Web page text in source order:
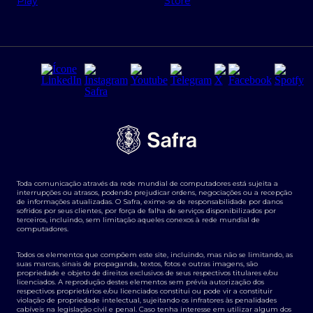
Regras e Parâmetros de Atuação Banco Safra
Segurança da Informação
Tarifas e serviços Pessoa Física
Transparência de remuneração
Termos e Condições para Portabilidade de Investimento
Derivativos
Agronegócios
Toda comunicação através da rede mundial de computadores está sujeita a
interrupções ou atrasos, podendo prejudicar ordens, negociações ou a recepção
de informações atualizadas. O Safra, exime-se de responsabilidade por danos
sofridos por seus clientes, por força de falha de serviços disponibilizados por
terceiros, incluindo, sem limitação aqueles conexos à rede mundial de
computadores.
Todos os elementos que compõem este site, incluindo, mas não se limitando, as
suas marcas, sinais de propaganda, textos, fotos e outras imagens, são
propriedade e objeto de direitos exclusivos de seus respectivos titulares e/ou
licenciados. A reprodução destes elementos sem prévia autorização dos
respectivos proprietários e/ou licenciados constitui ou pode vir a constituir
violação de propriedade intelectual, sujeitando os infratores às penalidades
cabíveis na legislação civil e penal. Caso tenha interesse em utilizar algum dos